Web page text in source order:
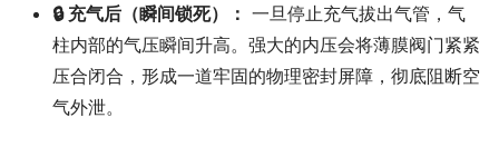
🔒 充气后（瞬间锁死）： 一旦停止充气拔出气管，气
柱内部的气压瞬间升高。强大的内压会将薄膜阀门紧紧
压合闭合，形成一道牢固的物理密封屏障，彻底阻断空
气外泄。